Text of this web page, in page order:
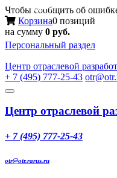
Чтобы сообщить об
Корзина0 позиций
на сумму 0 руб.
Персональный раздел
Центр отраслевой
+ 7 (495) 777-25-43
Toggle
Меню
Центр отраслевой
+ 7 (495) 777-25-43
otr@otr.rarus.ru